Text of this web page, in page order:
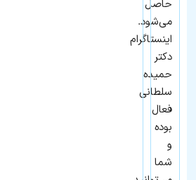
حاصل
می‌شود.
اینستاگرام
دکتر
حمیده
سلطانی
فعال
بوده
و
شما